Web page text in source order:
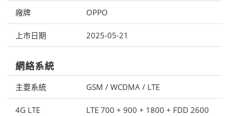
廠牌 OPPO
上市日期 2025-05-21
網絡系統
主要系統 GSM / WCDMA / LTE
4G LTE
LTE 700 + 900 + 1800 + FDD 2600